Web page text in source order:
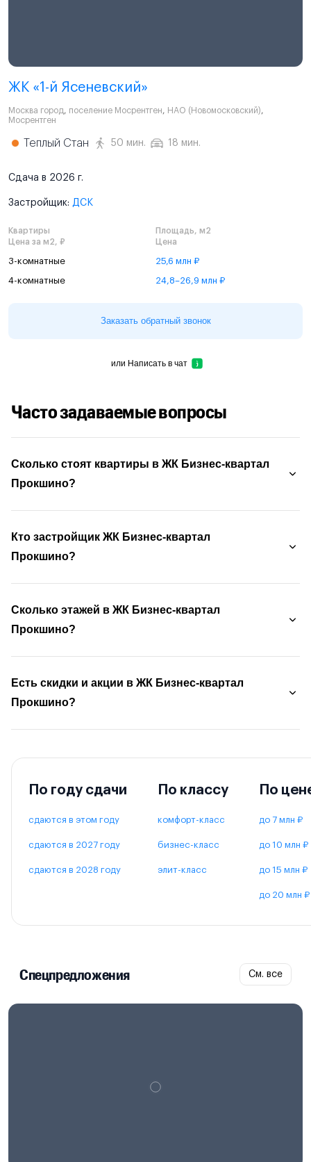
ЖК «1-й Ясеневский»
Москва город, поселение Мосрентген, НАО (Новомосковский),
Мосрентген
Теплый Стан 50 мин. 18 мин.
Сдача в 2026 г.
Застройщик: ДСК
Квартиры
Площадь, м2
Цена за м2, ₽
Цена
3-комнатные 25,6 млн ₽
4-комнатные 24,8–26,9 млн ₽
Заказать обратный звонок
или Написать в чат
Часто задаваемые вопросы
Сколько стоят квартиры в ЖК Бизнес-квартал
Прокшино?
Кто застройщик ЖК Бизнес-квартал
Прокшино?
Сколько этажей в ЖК Бизнес-квартал
Прокшино?
Есть скидки и акции в ЖК Бизнес-квартал
Прокшино?
По году сдачи
сдаются в этом году
сдаются в 2027 году
сдаются в 2028 году
По классу
комфорт-класс
бизнес-класс
элит-класс
По
до 7 млн ₽
до 10 млн ₽
до 15 млн ₽
до 20 млн ₽
Спецпредложения См. все